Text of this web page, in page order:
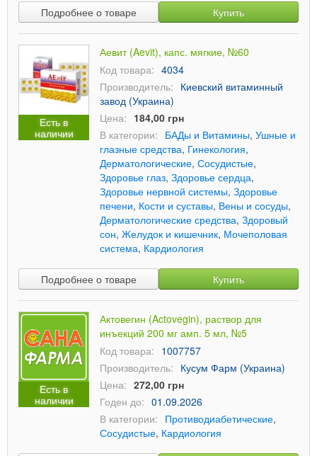
Подробнее о товаре Купить
Есть в
наличии
Аевит (Aevit), капс. мягкие, №60
Код товара: 4034
Производитель: Киевский витаминный
завод (Украина)
Цена: 184,00 грн
В категории: БАДы и Витамины, Ушные и
глазные средства, Гинекология,
Дерматологические, Сосудистые,
Здоровье глаз, Здоровье сердца,
Здоровье нервной системы, Здоровье
печени, Кости и суставы, Вены и сосуды,
Дерматологические средства, Здоровый
сон, Желудок и кишечник, Мочеполовая
система, Кардиология
Подробнее о товаре Купить
Есть в
наличии
Актовегин (Actovegin), раствор для
инъекций 200 мг амп. 5 мл, №5
Код товара: 1007757
Производитель: Кусум Фарм (Украина)
Цена: 272,00 грн
Годен до: 01.09.2026
В категории: Противодиабетические,
Сосудистые, Кардиология